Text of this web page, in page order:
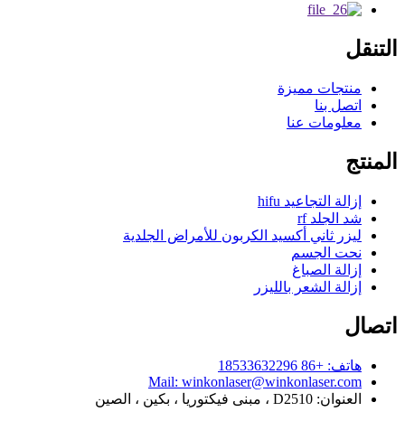
التنقل
منتجات مميزة
اتصل بنا
معلومات عنا
المنتج
إزالة التجاعيد hifu
شد الجلد rf
ليزر ثاني أكسيد الكربون للأمراض الجلدية
نحت الجسم
إزالة الصباغ
إزالة الشعر بالليزر
اتصال
هاتف: +86 18533632296
Mail: winkonlaser@winkonlaser.com
العنوان: D2510 ، مبنى فيكتوريا ، بكين ، الصين